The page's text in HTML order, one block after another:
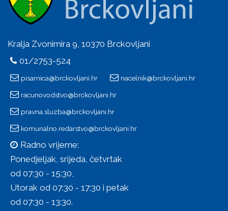
Kralja Zvonimira 9, 10370 Brckovljani
01/2753-524
pisarnica@brckovljani.hr nacelnik@brckovljani.hr
racunovodstvo@brckovljani.hr
pravna.sluzba@brckovljani.hr
komunalno.redarstvo@brckovljani.hr
Radno vrijeme:
Ponedjeljak, srijeda, četvrtak
od 07:30 - 15:30,
Utorak od 07:30 - 17:30 i petak
od 07:30 - 13:30.